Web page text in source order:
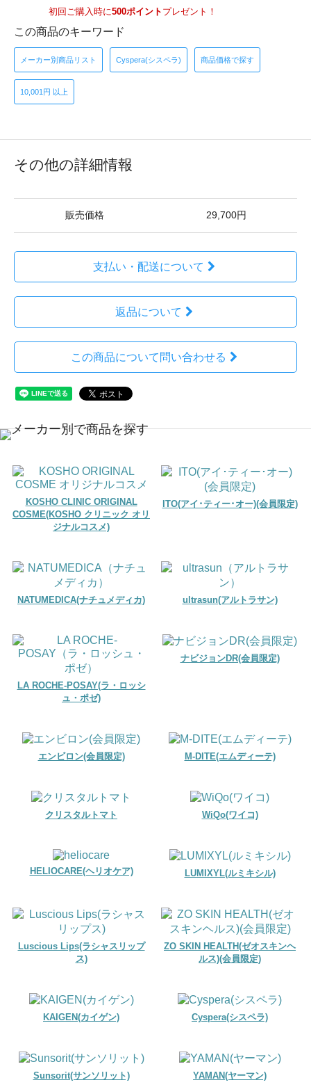
初回ご購入時に500ポイント プレゼント！
この商品のキーワード
メーカー別商品リスト Cyspera(シスペラ) 商品価格で探す
10,001円 以上
その他の詳細情報
販売価格 29,700円
支払い・配送について
返品について
この商品について問い合わせる
KOSHO CLINIC ORIGINAL
COSME(KOSHO クリニック オリ
ジナルコスメ)
ITO(アイ･ティー･オー)(会員限定)
NATUMEDICA(ナチュメディカ) ultrasun(アルトラサン)
LA ROCHE-POSAY(ラ・ロッシ
ュ・ポゼ)
ナビジョンDR(会員限定)
エンビロン(会員限定) M-DITE(エムディーテ)
クリスタルトマト WiQo(ワイコ)
HELIOCARE(ヘリオケア) LUMIXYL(ルミキシル)
Luscious Lips(ラシャスリップ
ス)
ZO SKIN HEALTH(ゼオスキンヘ
ルス)(会員限定)
KAIGEN(カイゲン) Cyspera(シスペラ)
Sunsorit(サンソリット) YAMAN(ヤーマン)